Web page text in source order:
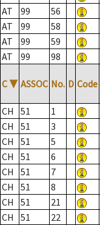
AT
99 56
AT
99 58
AT
99 59
AT
99 98
C ▼ ASSOC No. D Code
CH
51 1
CH
51 3
CH
51 5
CH
51 6
CH
51 7
CH
51 8
CH
51 21
CH
51 22